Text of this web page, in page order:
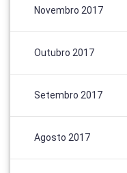
Novembro 2017
Outubro 2017
Setembro 2017
Agosto 2017